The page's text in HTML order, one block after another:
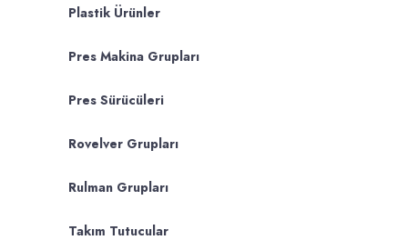
Plastik Ürünler
Pres Makina Grupları
Pres Sürücüleri
Rovelver Grupları
Rulman Grupları
Takım Tutucular